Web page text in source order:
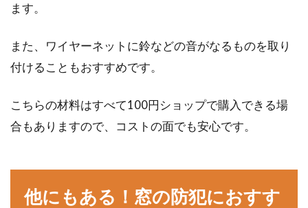
ます。
また、ワイヤーネットに鈴などの音がなるものを取り
付けることもおすすめです。
こちらの材料はすべて100円ショップで購入できる場
合もありますので、コストの面でも安心です。
他にもある！窓の防犯におすす